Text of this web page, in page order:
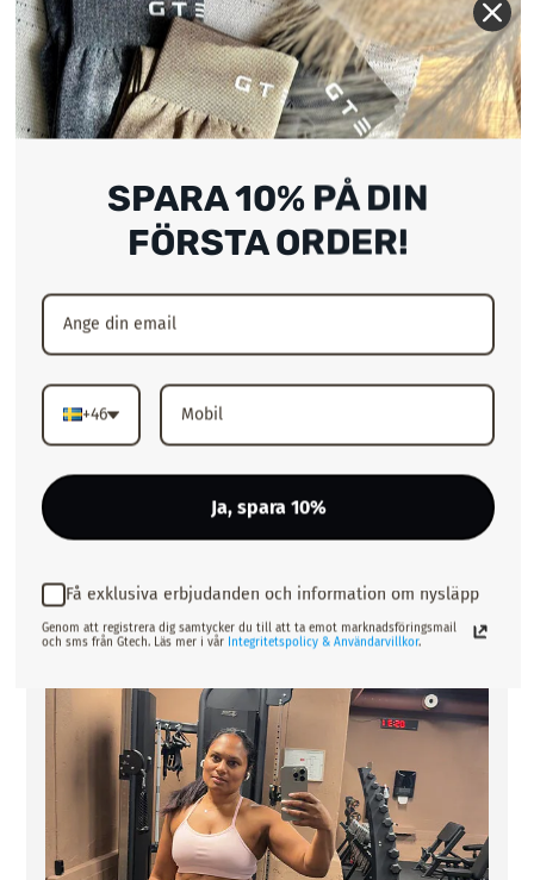
Josefine F. Verifierad köpare 08/07/26
Nöjd
töjbara i låren så dom ej sitter åt för hårt 😍
formar så fint med 😍
Elin F.
Verifierad köpare 06/07/26
SPARA 10% PÅ DIN
FÖRSTA ORDER!
+46
Ja, spara 10%
Få exklusiva erbjudanden och information om nysläpp
Genom att registrera dig samtycker du till att ta emot marknadsföringsmail
och sms från Gtech. Läs mer i vår Integritetspolicy & Användarvillkor.